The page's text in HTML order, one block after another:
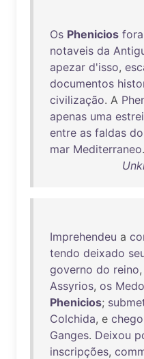
Os Phenicios
notaveis da
apezar d'isso,
documentos
civilização. A
apenas uma
entre as faldas do
mar Mediterraneo.
Imprehendeu a
tendo deixado
governo do reino,
Assyrios, os
Phenicios;
Colchida, e
Ganges. Deixou
inscripções,